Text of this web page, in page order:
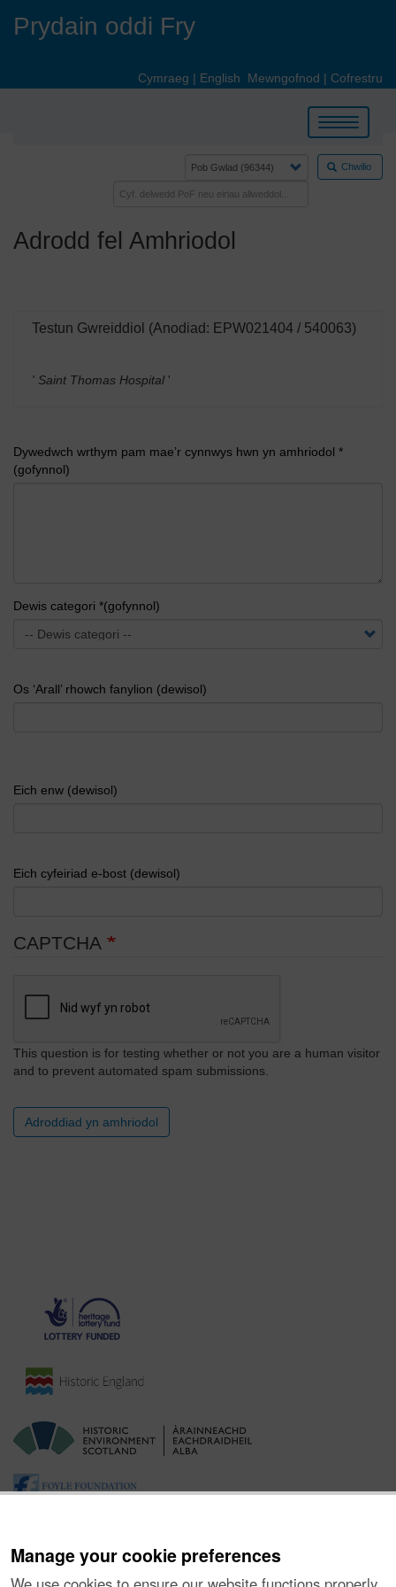
Manage your cookie preferences
Prydain oddi Fry
Cymraeg | English Mewngofnod | Cofrestru
Toggle
navigation
Chwilio
Adrodd fel Amhriodol
Testun Gwreiddiol (Anodiad: EPW021404 / 540063)
' Saint Thomas Hospital '
Dywedwch wrthym pam mae’r cynnwys hwn yn amhriodol *
(gofynnol)
Dewis categori *(gofynnol)
Os ‘Arall’ rhowch fanylion (dewisol)
Eich enw (dewisol)
Eich cyfeiriad e-bost (dewisol)
CAPTCHA
This question is for testing whether or not you are a human visitor
and to prevent automated spam submissions.
Adroddiad yn amhriodol